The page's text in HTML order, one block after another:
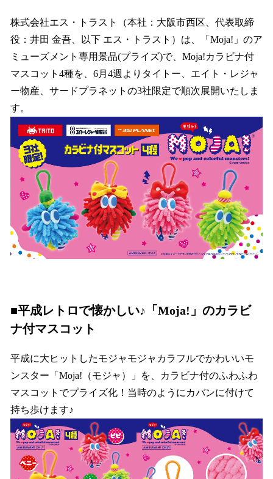
！
読
み
込
み
中
で
す
株式会社エス・トラスト（本社：大阪市西区、代表取締
役：井田 金吾、以下 エス・トラスト）は、「Moja!」のア
ミューズメント専用景品(プライズ)で、Moja!カラビナ付
マスコット4種を、6月4週よりタイトー、エイト・レジャ
ー物産、サードプラネットの3社限定で順次展開いたしま
す。
■平成レトロで懐かしい♪「Moja!」のカラビ
ナ付マスコット
平成に大ヒットしたモジャモジャカラフルでかわいいモ
ンスター「Moja!（モジャ）」を、カラビナ付のふわふわ
マスコットでプライズ化！当時のようにカバンに付けて
持ち歩けます♪